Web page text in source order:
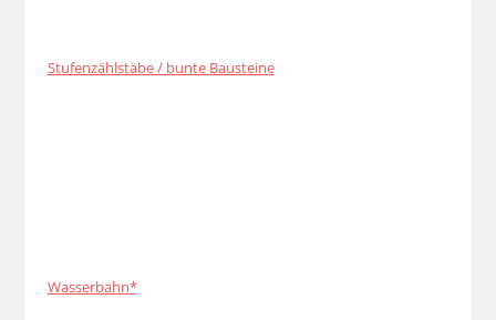
Stufenzählstäbe / bunte Bausteine
Wasserbahn*